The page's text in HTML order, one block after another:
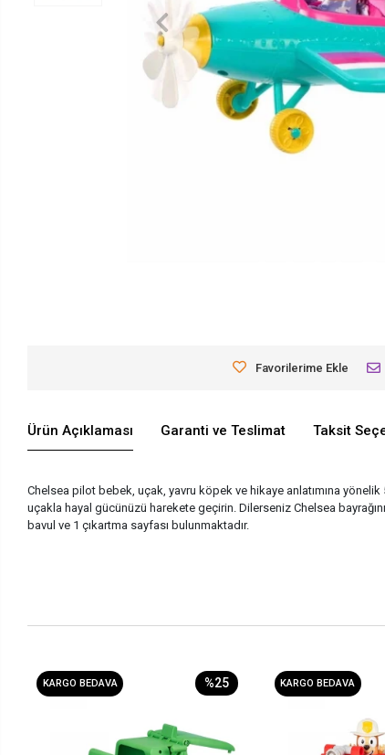
Favorilerime Ekle
Ürün Açıklaması Garanti ve Teslimat Taksit
Chelsea pilot bebek, uçak, yavru köpek ve hikaye anlatımına
uçakla hayal gücünüzü harekete geçirin. Dilerseniz Chelsea
bavul ve 1 çıkartma sayfası bulunmaktadır.
KARGO BEDAVA %25 KARGO BEDAVA